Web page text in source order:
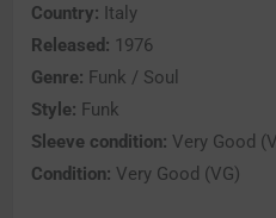
Country: Italy
Released: 1976
Genre: Funk / Soul
Style: Funk
Sleeve condition: Very Good
Condition: Very Good (VG)